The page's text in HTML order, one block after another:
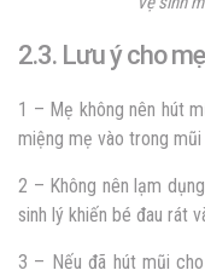
2.3. Lưu ý cho
1 – Mẹ không nên hút
miệng mẹ vào trong
2 – Không nên lạm
sinh lý khiến bé đau rát
3 – Nếu đã hút mũi